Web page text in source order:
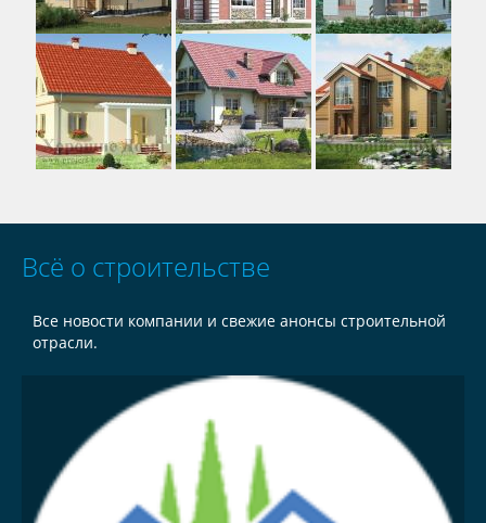
Всё о строительстве
Все новости компании и свежие анонсы строительной
отрасли.